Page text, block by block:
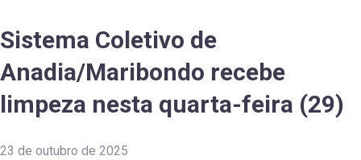
Sistema Coletivo de
Anadia/Maribondo recebe
limpeza nesta quarta-feira (29)
23 de outubro de 2025